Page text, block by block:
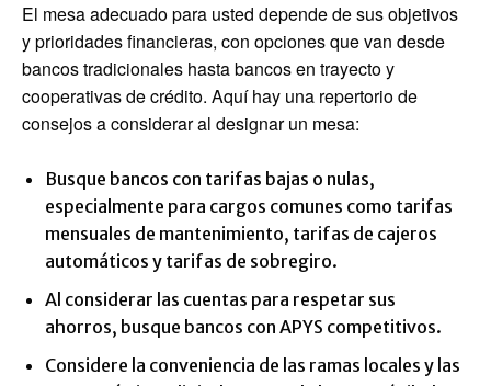
El mesa adecuado para usted depende de sus objetivos
y prioridades financieras, con opciones que van desde
bancos tradicionales hasta bancos en trayecto y
cooperativas de crédito. Aquí hay una repertorio de
consejos a considerar al designar un mesa:
Busque bancos con tarifas bajas o nulas,
especialmente para cargos comunes como tarifas
mensuales de mantenimiento, tarifas de cajeros
automáticos y tarifas de sobregiro.
Al considerar las cuentas para respetar sus
ahorros, busque bancos con APYS competitivos.
Considere la conveniencia de las ramas locales y las